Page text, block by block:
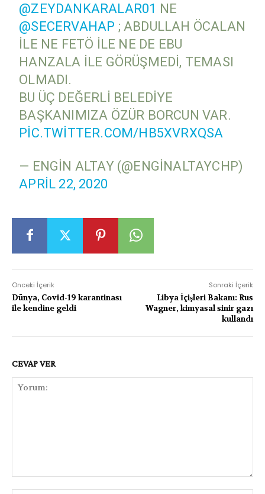
@ZEYDANKARALAR01 NE
@SECERVAHAP ; ABDULLAH ÖCALAN
ILE NE FETÖ ILE NE DE EBU
HANZALA ILE GÖRÜŞMEDI, TEMASI
OLMADI.
BU ÜÇ DEĞERLI BELEDIYE
BAŞKANIMIZA ÖZÜR BORCUN VAR.
PIC.TWITTER.COM/HB5XVRXQSA
— ENGIN ALTAY (@ENGINALTAYCHP)
APRIL 22, 2020
Önceki İçerik
Dünya, Covid-19 karantinası
ile kendine geldi
Sonraki İçerik
Libya İçişleri Bakanı: Rus
Wagner, kimyasal sinir gazı
kullandı
CEVAP VER